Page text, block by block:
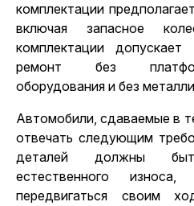
комплектации
включая запасное
комплектации
ремонт без
оборудования и без
Автомобили, сдаваемые в
отвечать следующим
деталей должны
естественного
передвигаться своим